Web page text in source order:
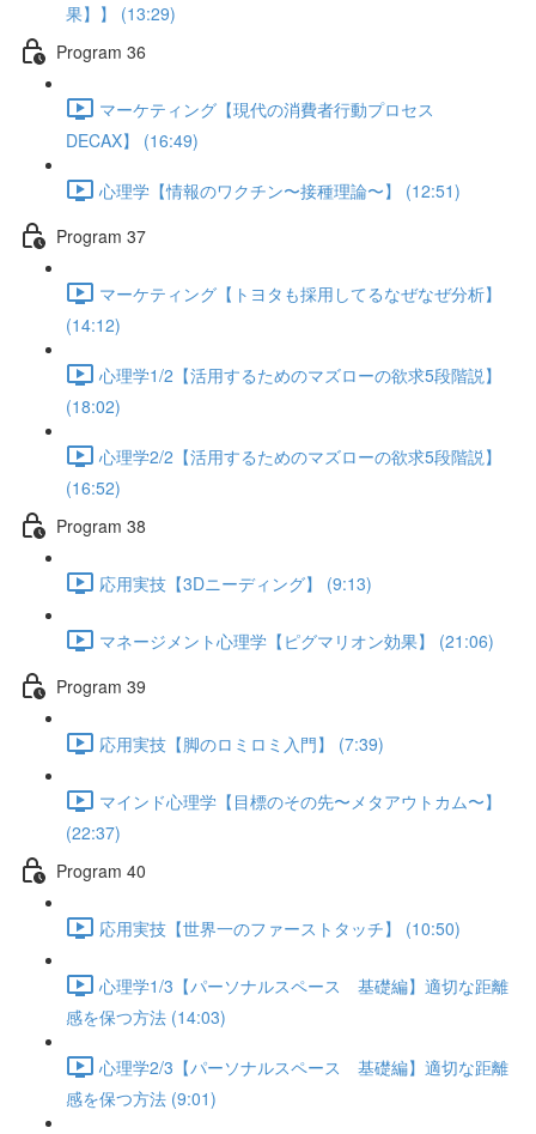
果】】 (13:29)
Program 36
マーケティング【現代の消費者行動プロセス
DECAX】 (16:49)
心理学【情報のワクチン〜接種理論〜】 (12:51)
Program 37
マーケティング【トヨタも採用してるなぜなぜ分析】
(14:12)
心理学1/2【活用するためのマズローの欲求5段階説】
(18:02)
心理学2/2【活用するためのマズローの欲求5段階説】
(16:52)
Program 38
応用実技【3Dニーディング】 (9:13)
マネージメント心理学【ピグマリオン効果】 (21:06)
Program 39
応用実技【脚のロミロミ入門】 (7:39)
マインド心理学【目標のその先〜メタアウトカム〜】
(22:37)
Program 40
応用実技【世界一のファーストタッチ】 (10:50)
心理学1/3【パーソナルスペース 基礎編】適切な距離
感を保つ方法 (14:03)
心理学2/3【パーソナルスペース 基礎編】適切な距離
感を保つ方法 (9:01)